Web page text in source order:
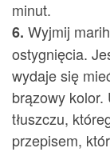
minut.
6. Wyjmij
ostygnięcia.
wydaje się
brązowy
tłuszczu,
przepisem,